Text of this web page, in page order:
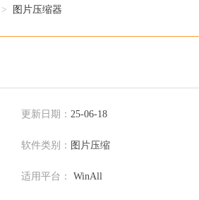
> 图片压缩器
更新日期： 25-06-18
软件类别： 图片压缩
适用平台： WinAll